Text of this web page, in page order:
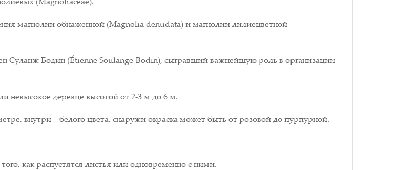
магнолии обнаженной (Magnolia denudata) и магнолии лилиецветной
Суланж Бодин (Étienne Soulange-Bodin), сыгравший важнейшую роль в организации
невысокое деревце высотой от 2-3 м до 6 м.
внутри – белого цвета, снаружи окраска может быть от розовой до пурпурной.
как распустятся листья или одновременно с ними.